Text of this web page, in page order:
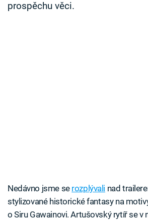
prospěchu věci.
Nedávno jsme se rozplývali nad
stylizované historické fantasy na
o Siru Gawainovi. Artušovský rytíř se v